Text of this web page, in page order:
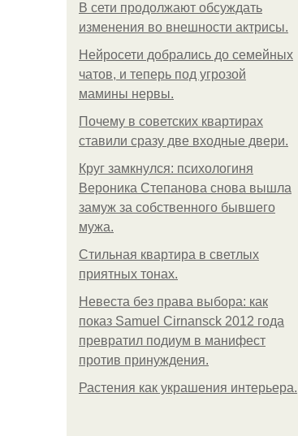
В сети продолжают обсуждать
изменения во внешности актрисы.
Нейросети добрались до семейных
чатов, и теперь под угрозой
мамины нервы.
Почему в советских квартирах
ставили сразу две входные двери.
Круг замкнулся: психологиня
Вероника Степанова снова вышла
замуж за собственного бывшего
мужа.
Стильная квартира в светлых
приятных тонах.
Невеста без права выбора: как
показ Samuel Cirnansck 2012 года
превратил подиум в манифест
против принуждения.
Растения как украшения интерьера.